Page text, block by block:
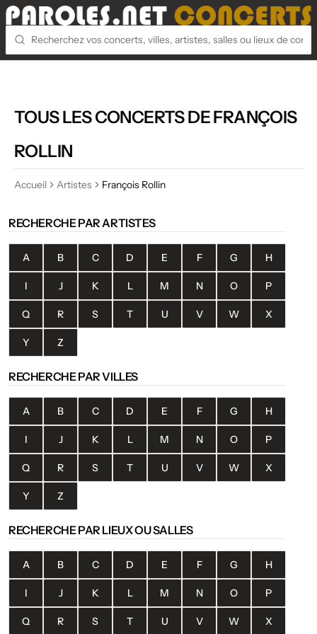
TOUS LES CONCERTS DE FRANÇOIS
ROLLIN
Accueil Artistes François Rollin
RECHERCHE PAR ARTISTES
A B C D E F G H
I J K L M N O P
Q R S T U V W X
Y Z
RECHERCHE PAR VILLES
A B C D E F G H
I J K L M N O P
Q R S T U V W X
Y Z
RECHERCHE PAR LIEUX OU SALLES
A B C D E F G H
I J K L M N O P
Q R S T U V W X